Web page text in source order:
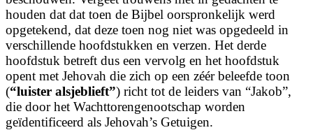
houden dat dat toen de Bijbel oorspronkelijk werd
opgetekend, dat deze toen nog niet was opgedeeld in
verschillende hoofdstukken en verzen. Het derde
hoofdstuk betreft dus een vervolg en het hoofdstuk
opent met Jehovah die zich op een zéér beleefde toon
(“luister alsjeblieft”) richt tot de leiders van “Jakob”,
die door het Wachttorengenootschap worden
geïdentificeerd als Jehovah’s Getuigen.